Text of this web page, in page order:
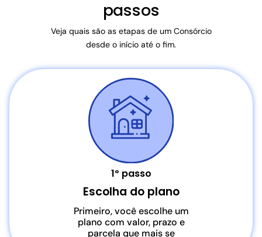
passos
Veja quais são as etapas de um Consórcio
desde o início até o fim.
1º passo
Escolha do plano
Primeiro, você escolhe um
plano com valor, prazo e
parcela que mais se